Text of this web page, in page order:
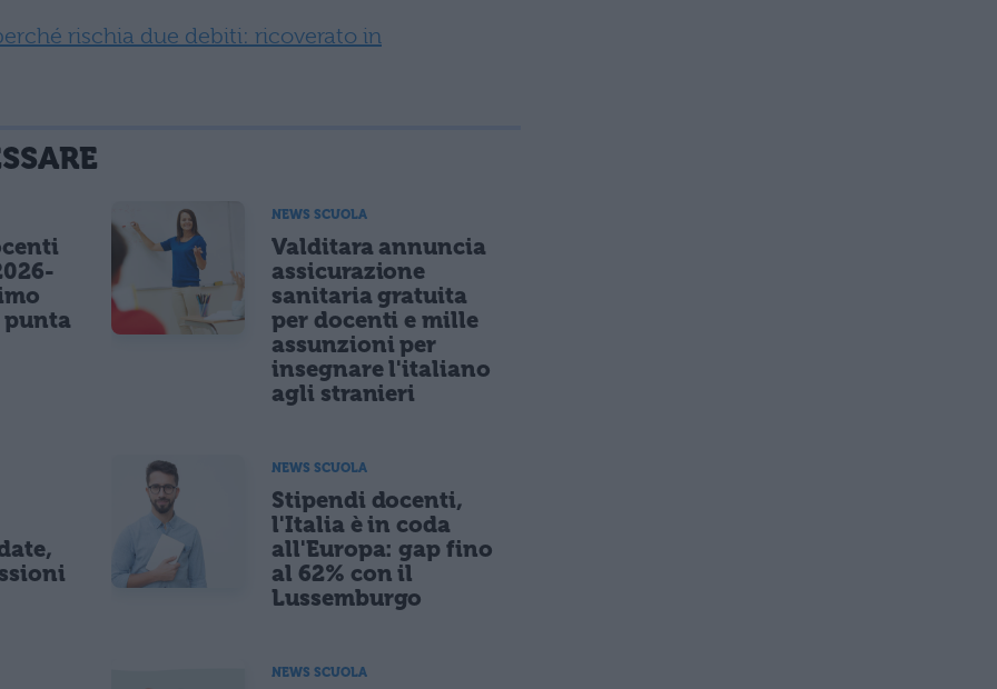
rischia due debiti: ricoverato in
punta
NEWS SCUOLA
Valditara annuncia
assicurazione
sanitaria gratuita
per docenti e mille
assunzioni per
insegnare l'italiano
agli stranieri
NEWS SCUOLA
Stipendi docenti,
l'Italia è in coda
all'Europa: gap fino
al 62% con il
Lussemburgo
NEWS SCUOLA